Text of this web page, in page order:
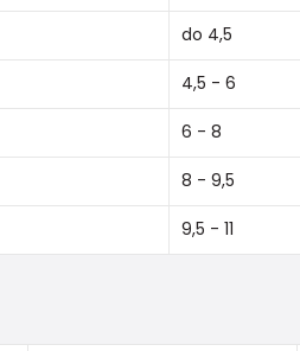
do 4,5
4,5 - 6
6 - 8
8 - 9,5
9,5 - 11